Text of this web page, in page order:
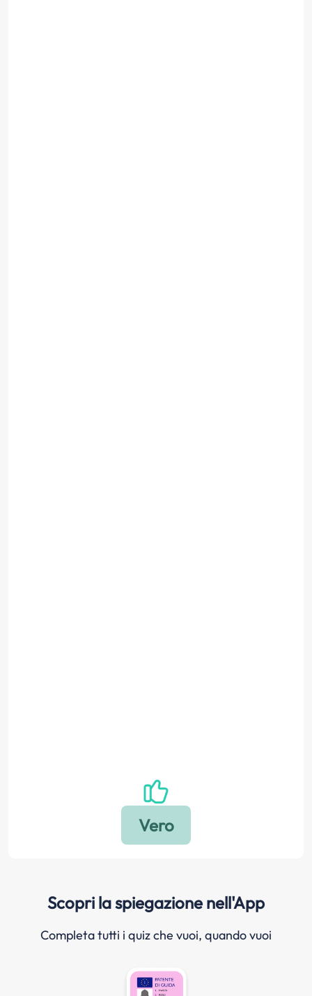
Scopri la spiegazione nell'App
Completa tutti i quiz che vuoi, quando vuoi